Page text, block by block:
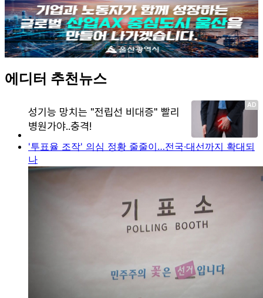
에디터 추천뉴스
'투표율 조작' 의심 정황 줄줄이…전국·대선까지 확대되
나